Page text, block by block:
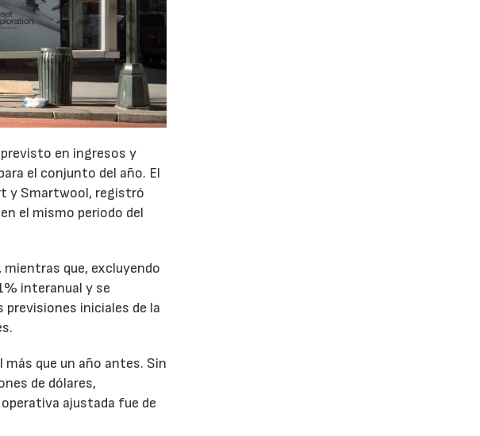
en ingresos y
el conjunto del año. El
y Smartwool, registró
el mismo periodo del
que, excluyendo
interanual y se
iniciales de la
que un año antes. Sin
de dólares,
ajustada fue de